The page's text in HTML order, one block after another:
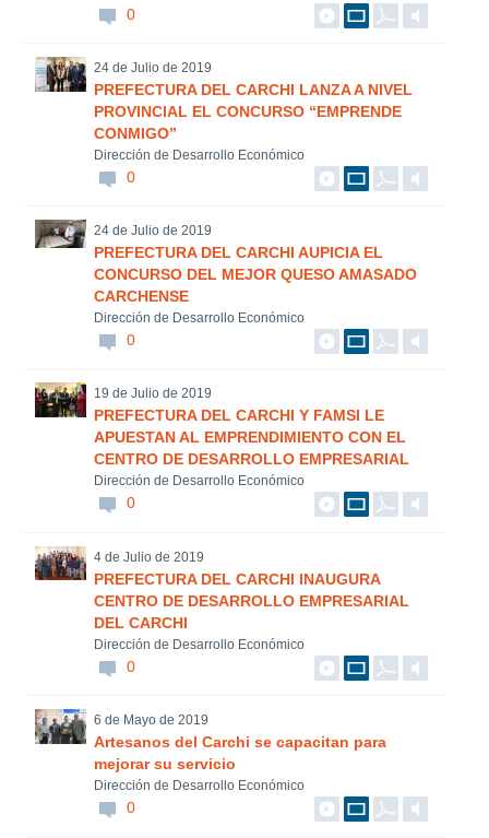
0
24 de Julio de 2019
PREFECTURA DEL CARCHI LANZA A NIVEL
PROVINCIAL EL CONCURSO “EMPRENDE
CONMIGO”
Dirección de Desarrollo Económico
0
24 de Julio de 2019
PREFECTURA DEL CARCHI AUPICIA EL
CONCURSO DEL MEJOR QUESO AMASADO
CARCHENSE
Dirección de Desarrollo Económico
0
19 de Julio de 2019
PREFECTURA DEL CARCHI Y FAMSI LE
APUESTAN AL EMPRENDIMIENTO CON EL
CENTRO DE DESARROLLO EMPRESARIAL
Dirección de Desarrollo Económico
0
4 de Julio de 2019
PREFECTURA DEL CARCHI INAUGURA
CENTRO DE DESARROLLO EMPRESARIAL
DEL CARCHI
Dirección de Desarrollo Económico
0
6 de Mayo de 2019
Artesanos del Carchi se capacitan para
mejorar su servicio
Dirección de Desarrollo Económico
0